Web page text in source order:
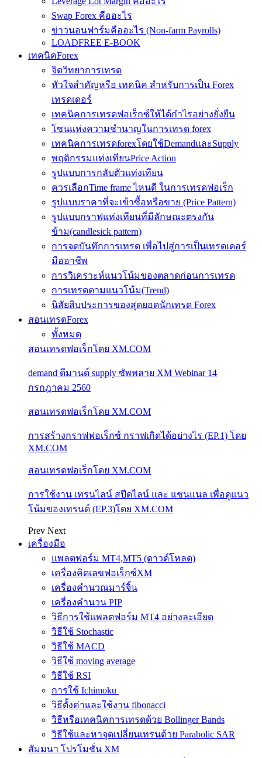
Swap Forex คืออะไร
ข่าวนอนฟาร์มคืออะไร (Non-farm Payrolls)
LOADFREE E-BOOK
เทคนิคForex
จิตวิทยาการเทรด
หัวใจสำคัญหรือ เทคนิค สำหรับการเป็น Forex
เทรดเดอร์
เทคนิคการเทรดฟอเร็กซ์ให้ได้กำไรอย่างยั่งยืน
โซนแห่งความชำนาญในการเทรด forex
เทคนิคการเทรดforexโดยใช้DemandและSupply
พฤติกรรมแท่งเทียนPrice Action
รูปแบบการกลับตัวแท่งเทียน
ควรเลือกTime frame ไหนดี ในการเทรดฟอเร็ก
รูปแบบราคาที่จะเข้าซื้อหรือขาย (Price Pattern)
รูปแบบกราฟแท่งเทียนที่มีลักษณะตรงกัน
ข้าม(candlesick pattern)
การจดบันทึกการเทรด เพื่อไปสู่การเป็นเทรดเดอร์
มืออาชีพ
การวิเคราะห์แนวโน้มของตลาดก่อนการเทรด
การเทรดตามแนวโน้ม(Trend)
นิสัยสิบประการของสุดยอดนักเทรด Forex
สอนเทรดForex
ทั้งหมด
สอนเทรดฟอเร็กโดย XM.COM
demand ดีมานด์ supply ซัพพลาย XM Webinar 14
กรกฎาคม 2560
สอนเทรดฟอเร็กโดย XM.COM
การสร้างกราฟฟอเร็กซ์ กราฟเกิดได้อย่างไร (EP.1) โดย
XM.COM
สอนเทรดฟอเร็กโดย XM.COM
การใช้งาน เทรนไลน์ สปีดไลน์ และ แชนแนล เพื่อดูแนว
โน้มของเทรนด์ (EP.3)โดย XM.COM
Prev Next
เครื่องมือ
แพลตฟอร์ม MT4,MT5 (ดาวด์โหลด)
เครื่องคิดเลขฟอเร็กซ์XM
เครื่องคำนวณมาร์จิ้น
เครื่องคำนวน PIP
วิธีการใช้แพลตฟอร์ม MT4 อย่างละเอียด
วิธีใช้ Stochastic
วิธีใช้ MACD
วิธีใช้ moving average
วิธีใช้ RSI
การใช้ Ichimoku
วิธีตั้งค่าและใช้งาน fibonacci
วิธีหรือเทคนิคการเทรดด้วย Bollinger Bands
วิธีใช้และหาจุดเปลี่ยนเทรนด้วย Parabolic SAR
สัมมนา โปรโมชั่น XM